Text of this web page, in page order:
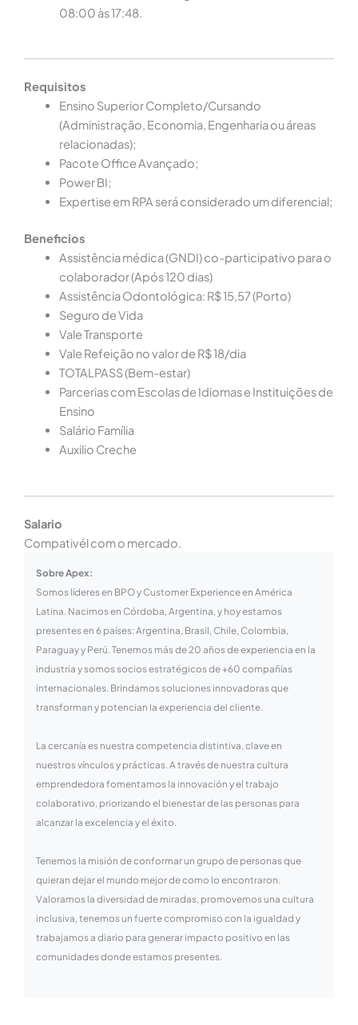
08:00 às 17:48.
Requisitos
Ensino Superior Completo/Cursando
(Administração, Economia, Engenharia ou áreas
relacionadas);
Pacote Office Avançado;
Power BI;
Expertise em RPA será considerado um diferencial;
Beneficios
Assistência médica (GNDI) co-participativo para o
colaborador (Após 120 dias)
Assistência Odontológica: R$ 15,57 (Porto)
Seguro de Vida
Vale Transporte
Vale Refeição no valor de R$ 18/dia
TOTALPASS (Bem-estar)
Parcerias com Escolas de Idiomas e Instituições de
Ensino
Salário Família
Auxilio Creche
Salario
Compativél com o mercado.
Sobre Apex:
Somos líderes en BPO y Customer Experience en América
Latina. Nacimos en Córdoba, Argentina, y hoy estamos
presentes en 6 países: Argentina, Brasil, Chile, Colombia,
Paraguay y Perú. Tenemos más de 20 años de experiencia en la
industria y somos socios estratégicos de +60 compañías
internacionales. Brindamos soluciones innovadoras que
transforman y potencian la experiencia del cliente.
La cercanía es nuestra competencia distintiva, clave en
nuestros vínculos y prácticas. A través de nuestra cultura
emprendedora fomentamos la innovación y el trabajo
colaborativo, priorizando el bienestar de las personas para
alcanzar la excelencia y el éxito.
Tenemos la misión de conformar un grupo de personas que
quieran dejar el mundo mejor de como lo encontraron.
Valoramos la diversidad de miradas, promovemos una cultura
inclusiva, tenemos un fuerte compromiso con la igualdad y
trabajamos a diario para generar impacto positivo en las
comunidades donde estamos presentes.